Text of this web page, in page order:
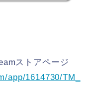
ストアページ
1614730/TM_